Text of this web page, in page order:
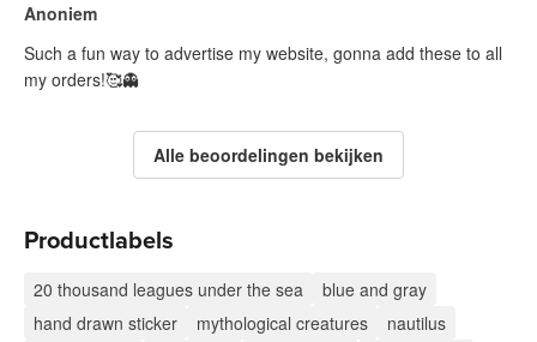
Anoniem
Such a fun way to advertise my website, gonna add these to all
my orders!🥰👻
Alle beoordelingen bekijken
Productlabels
20 thousand leagues under the sea
blue and gray
hand drawn sticker
mythological creatures
nautilus